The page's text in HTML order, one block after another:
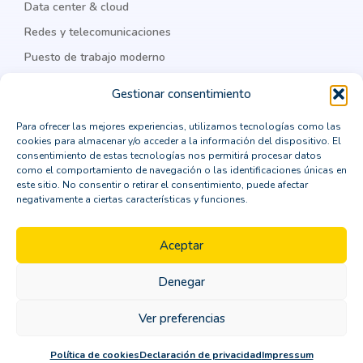
Gestionar consentimiento
Para ofrecer las mejores experiencias, utilizamos tecnologías como las
cookies para almacenar y/o acceder a la información del dispositivo. El
consentimiento de estas tecnologías nos permitirá procesar datos
como el comportamiento de navegación o las identificaciones únicas en
este sitio. No consentir o retirar el consentimiento, puede afectar
negativamente a ciertas características y funciones.
Aceptar
Denegar
Ver preferencias
Política de cookiesDeclaración de privacidadImpressum
Cisco Meraki
Citrix
cloud computing
cloud privada
colaboración
Colaboración Empresarial
como integrar un ERP
comprar un crm vertical
computación en la nube
consejos para la transformación digital
consultoría
contenedores Dockers
continuidad de negocio
crm horizontal
Data center & cloud
Redes y telecomunicaciones
Puesto de trabajo moderno
Legal
Política de privacidad
Política de cookies
Aviso Legal
Política de seguridad
Copyright © 2026 ORBIT | Todos los derechos
reservados